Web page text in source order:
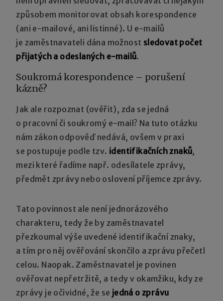
způsobem monitorovat obsah korespondence
(ani e-mailové, ani listinné). U e-mailů
je zaměstnavateli dána možnost sledovat počet
přijatých a odeslaných e-mailů.
Soukromá korespondence – porušení
kázně?
Jak ale rozpoznat (ověřit), zda se jedná
o pracovní či soukromý e-mail? Na tuto otázku
nám zákon odpověď nedává, ovšem v praxi
se postupuje podle tzv. identifikačních znaků,
mezi které řadíme např. odesílatele zprávy,
předmět zprávy nebo oslovení příjemce zprávy.
Tato povinnost ale není jednorázového
charakteru, tedy že by zaměstnavatel
přezkoumal výše uvedené identifikační znaky,
a tím pro něj ověřování skončilo a zprávu přečetl
celou. Naopak. Zaměstnavatel je povinen
ověřovat nepřetržitě, a tedy v okamžiku, kdy ze
zprávy je očividné, že se jedná o zprávu